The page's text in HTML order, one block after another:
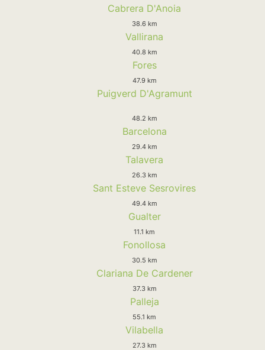
Cabrera D'Anoia
38.6 km
Vallirana
40.8 km
Fores
47.9 km
Puigverd D'Agramunt
48.2 km
Barcelona
29.4 km
Talavera
26.3 km
Sant Esteve Sesrovires
49.4 km
Gualter
11.1 km
Fonollosa
30.5 km
Clariana De Cardener
37.3 km
Palleja
55.1 km
Vilabella
27.3 km